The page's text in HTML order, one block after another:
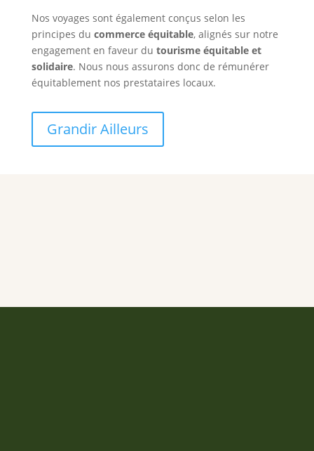
Nos voyages sont également conçus selon les
principes du commerce équitable, alignés sur notre
engagement en faveur du tourisme équitable et
solidaire. Nous nous assurons donc de rémunérer
équitablement nos prestataires locaux.
Grandir Ailleurs